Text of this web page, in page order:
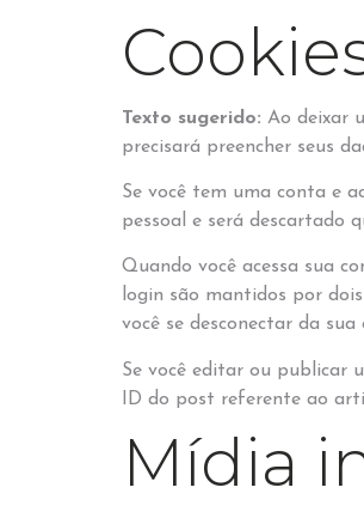
Texto sugerido: Ao deixar
precisará preencher seus
Se você tem uma conta e
pessoal e será descartado
Quando você acessa sua
login são mantidos por
você se desconectar da
Se você editar ou publicar
ID do post referente ao
Mídia